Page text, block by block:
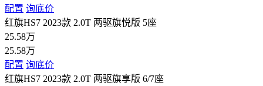
配置 询底价
红旗HS7 2023款 2.0T 两驱旗悦版 5座
25.58万
25.58万
配置 询底价
红旗HS7 2023款 2.0T 两驱旗享版 6/7座